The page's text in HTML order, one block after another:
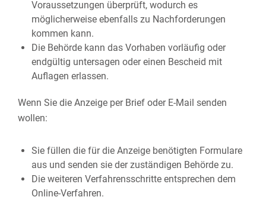
Voraussetzungen überprüft, wodurch es
möglicherweise ebenfalls zu Nachforderungen
kommen kann.
Die Behörde kann das Vorhaben vorläufig oder
endgültig untersagen oder einen Bescheid mit
Auflagen erlassen.
Wenn Sie die Anzeige per Brief oder E-Mail senden
wollen:
Sie füllen die für die Anzeige benötigten Formulare
aus und senden sie der zuständigen Behörde zu.
Die weiteren Verfahrensschritte entsprechen dem
Online-Verfahren.